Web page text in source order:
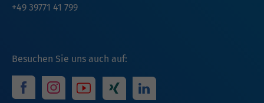
Besuchen Sie uns auch auf:
+49 39771 41 799